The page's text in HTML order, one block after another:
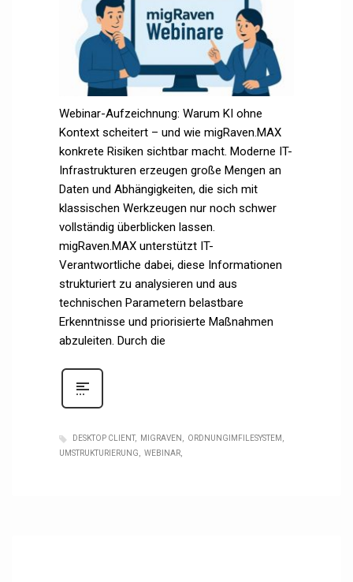
Webinar-Aufzeichnung: Warum KI ohne
Kontext scheitert – und wie migRaven.MAX
konkrete Risiken sichtbar macht. Moderne IT-
Infrastrukturen erzeugen große Mengen an
Daten und Abhängigkeiten, die sich mit
klassischen Werkzeugen nur noch schwer
vollständig überblicken lassen.
migRaven.MAX unterstützt IT-
Verantwortliche dabei, diese Informationen
strukturiert zu analysieren und aus
technischen Parametern belastbare
Erkenntnisse und priorisierte Maßnahmen
abzuleiten. Durch die
DESKTOP CLIENT MIGRAVEN
ORDNUNGIMFILESYSTEM
UMSTRUKTURIERUNG
WEBINAR